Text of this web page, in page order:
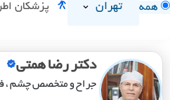
همه تهران پزشکان
دکتر رضا همتی
جراح و متخصص چشم ،